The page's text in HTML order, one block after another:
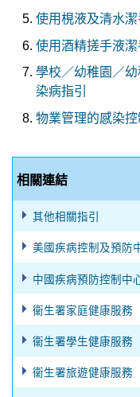
使用梘液及清水潔
使用酒精搓手液潔
學校／幼稚園／
染病指引
物業管理的感染控
相關連結
其他相關指引
美國疾病控制及預防
中國疾病預防控制中
衞生署家庭健康服務
衞生署學生健康服務
衞生署旅遊健康服務